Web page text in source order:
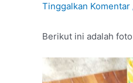
Tinggalkan Komentar
Berikut ini adalah